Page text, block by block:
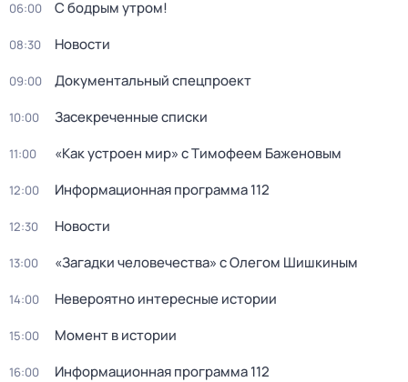
06:00 С бодрым утром!
08:30 Новости
09:00 Документальный спецпроект
10:00 Зacекрeченные cписки
11:00 «Как устроен мир» с Тимофеем Баженовым
12:00 Информационная программа 112
12:30 Новости
13:00 «Загадки человечества» с Олегом Шишкиным
14:00 Невероятно интересные истории
15:00 Момент в истории
16:00 Информационная программа 112